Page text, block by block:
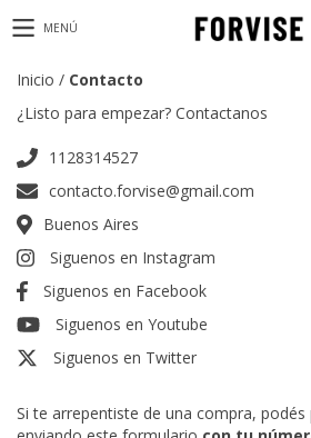
MENÚ
Inicio / Contacto
¿Listo para empezar? Contactanos
1128314527
contacto.forvise@gmail.com
Buenos Aires
Siguenos en Instagram
Siguenos en Facebook
Siguenos en Youtube
Siguenos en Twitter
Si te arrepentiste de una compra, podés